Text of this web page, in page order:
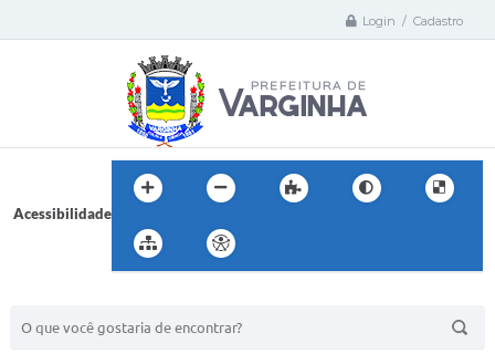
Login / Cadastro
Acessibilidade